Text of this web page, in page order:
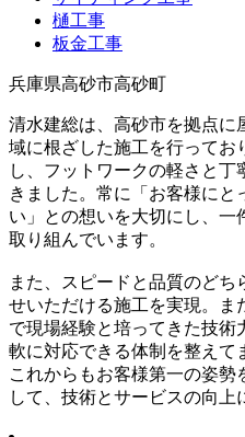
樋工事
板金工事
兵庫県高砂市高砂町
清水建総は、高砂市を拠点に
域に根ざした施工を行ってお
し、フットワークの軽さと
きました。常に「お客様にと
い」との想いを大切にし、一
取り組んでいます。
また、スピードと品質のど
せいただける施工を実現。ま
で現場経験と培ってきた技術
軟に対応できる体制を整えて
これからもお客様第一の姿
して、技術とサービスの向上